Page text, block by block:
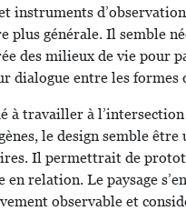
instruments
plus générale. Il semble
des milieux de vie pour
dialogue entre les formes
à travailler à
le design semble
Il permettrait de
en relation. Le paysage
observable et